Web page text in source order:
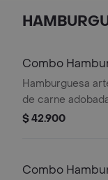
Combo
con adición de
Hamburguesa
de carne
de la casa,
francesa, salsa
$ 42.900
Combo